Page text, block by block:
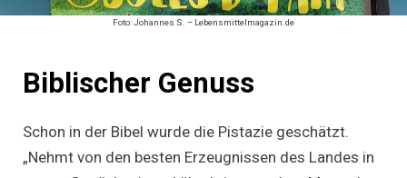
Foto: Johannes S. – Lebensmittelmagazin.de
Biblischer Genuss
Schon in der Bibel wurde die Pistazie geschätzt.
„Nehmt von den besten Erzeugnissen des Landes in